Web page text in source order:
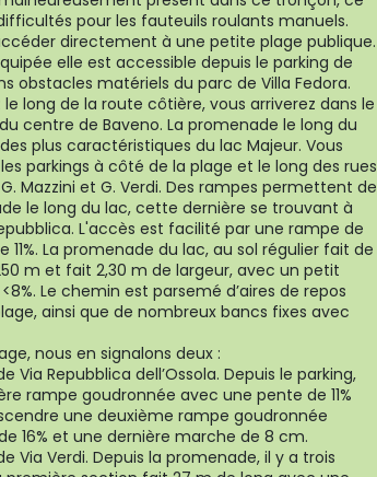
pour les fauteuils roulants manuels.
directement à une petite plage publique.
elle est accessible depuis le parking de
obstacles matériels du parc de Villa Fedora.
long de la route côtière, vous arriverez dans le
centre de Baveno. La promenade le long du
plus caractéristiques du lac Majeur. Vous
parkings à côté de la plage et le long des rues
Mazzini et G. Verdi. Des rampes permettent de
le long du lac, cette dernière se trouvant à
L'accès est facilité par une rampe de
La promenade du lac, au sol régulier fait de
m et fait 2,30 m de largeur, avec un petit
Le chemin est parsemé d’aires de repos
ainsi que de nombreux bancs fixes avec
nous en signalons deux :
Via Repubblica dell’Ossola. Depuis le parking,
rampe goudronnée avec une pente de 11%
une deuxième rampe goudronnée
16% et une dernière marche de 8 cm.
Via Verdi. Depuis la promenade, il y a trois